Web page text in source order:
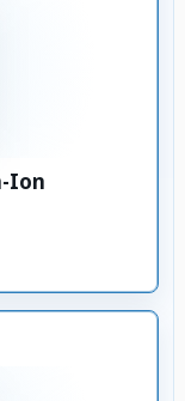
Ion